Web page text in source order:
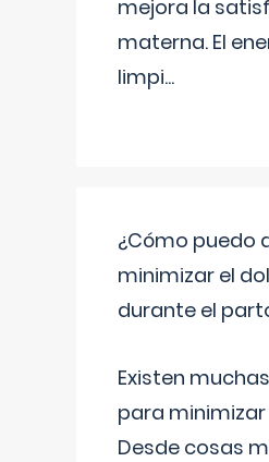
mejora la
materna. El
limpi...
¿Cómo puedo
minimizar el
durante el
Existen
para minimizar
Desde cosas